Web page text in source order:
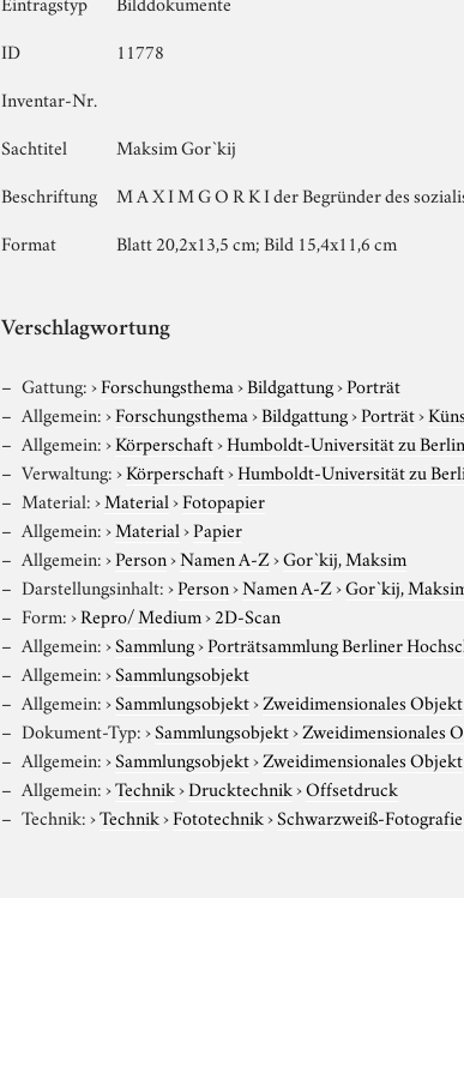
ID
11778
Inventar-Nr.
Sachtitel
Maksim Gor`kij
Beschriftung
M A X I M G O R K I der Begründer des
Format
Blatt 20,2x13,5 cm; Bild 15,4x11,6 cm
Verschlagwortung
Gattung:›Forschungsthema›Bildgattung›Porträt
Allgemein:›Forschungsthema›Bildgattung›Porträt›
Allgemein:›Körperschaft›Humboldt-Universität zu Berlin
Verwaltung:›Körperschaft›Humboldt-Universität zu
Material:›Material›Fotopapier
Allgemein:›Material›Papier
Allgemein:›Person›Namen A-Z›Gor`kij, Maksim
Darstellungsinhalt:›Person›Namen A-Z›Gor`kij,
Form:›Repro/ Medium›2D-Scan
Allgemein:›Sammlung›Porträtsammlung Berliner
Allgemein:›Sammlungsobjekt
Allgemein:›Sammlungsobjekt›Zweidimensionales Objekt
Dokument-Typ:›Sammlungsobjekt›Zweidimensionales
Allgemein:›Sammlungsobjekt›Zweidimensionales Objekt
Allgemein:›Technik›Drucktechnik›Offsetdruck
Technik:›Technik›Fototechnik›Schwarzweiß-Fotografie